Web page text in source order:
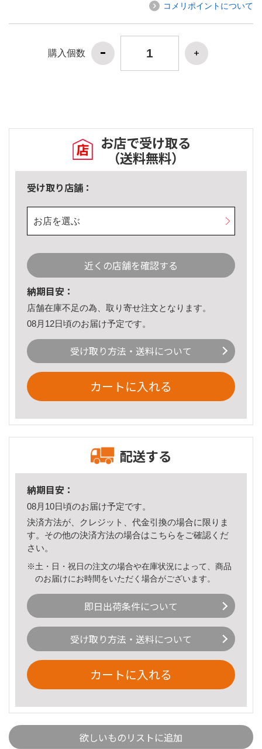
コメリポイントについて
購入個数
お店で受け取る
（送料無料）
受け取り店舗：
お店を選ぶ
近くの店舗を確認する
納期目安：
店舗在庫不足の為、取り寄せ注文となります。
08月12日頃のお届け予定です。
受け取り方法・送料について
カートに入れる
配送する
納期目安：
08月10日頃のお届け予定です。
決済方法が、クレジット、代金引換の場合に限りま
す。その他の決済方法の場合はこちら をご確認くだ
さい。
※土・日・祝日の注文の場合や在庫状況によって、商品
のお届けにお時間をいただく場合がございます。
即日出荷条件について
受け取り方法・送料について
カートに入れる
欲しいものリストに追加